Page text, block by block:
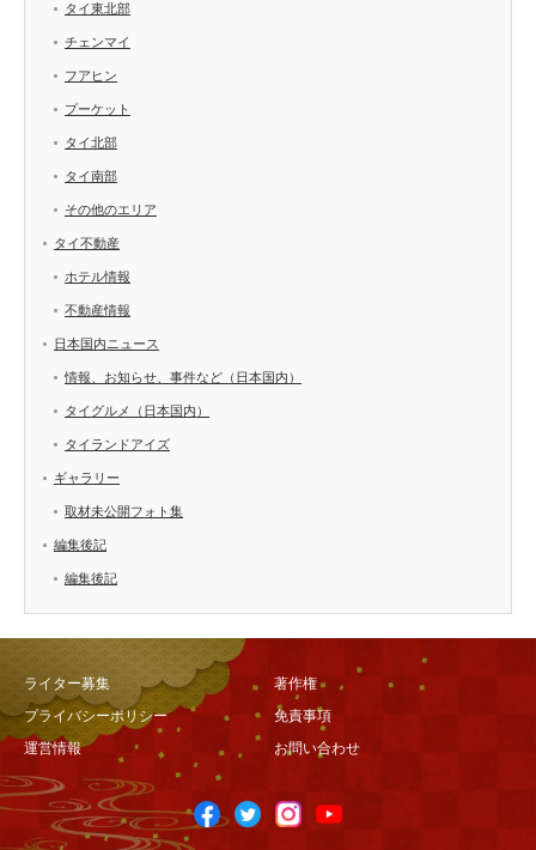
タイ東北部
チェンマイ
フアヒン
プーケット
タイ北部
タイ南部
その他のエリア
タイ不動産
ホテル情報
不動産情報
日本国内ニュース
情報、お知らせ、事件など（日本国内）
タイグルメ（日本国内）
タイランドアイズ
ギャラリー
取材未公開フォト集
編集後記
編集後記
ライター募集
著作権
プライバシーポリシー
免責事項
運営情報
お問い合わせ